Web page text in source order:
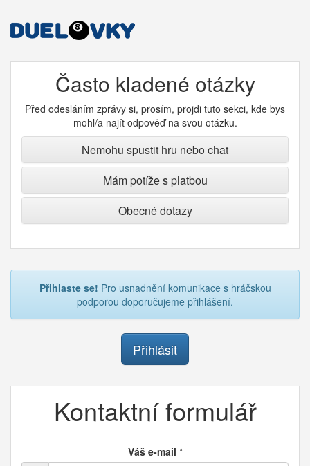
Často kladené otázky
Před odesláním zprávy si, prosím, projdi tuto sekci, kde bys
mohl/a najít odpověď na svou otázku.
Nemohu spustit hru nebo chat
Mám potíže s platbou
Obecné dotazy
Přihlaste se! Pro usnadnění komunikace s hráčskou
podporou doporučujeme přihlášení.
Přihlásit
Kontaktní formulář
Váš e-mail *